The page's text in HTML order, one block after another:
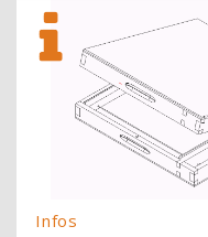
[Cocoon] About (Text